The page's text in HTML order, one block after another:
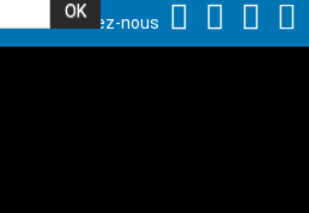
Suivez-nous